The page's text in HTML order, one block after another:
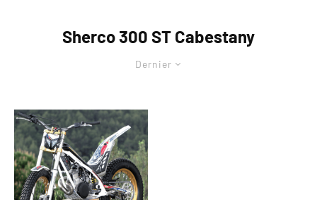
Sherco 300 ST Cabestany
Dernier